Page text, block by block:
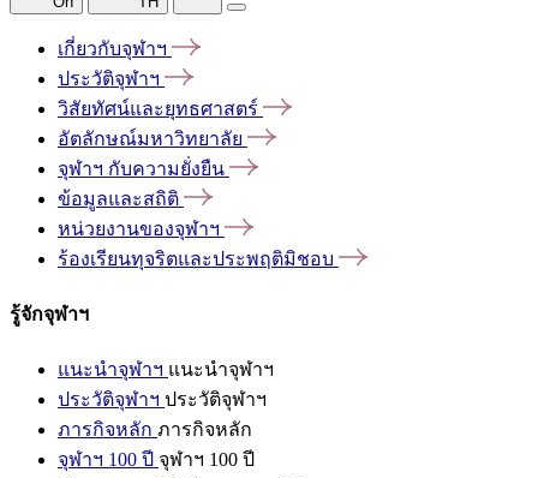
เกี่ยวกับจุฬาฯ
ประวัติจุฬาฯ
วิสัยทัศน์และยุทธศาสตร์
อัตลักษณ์มหาวิทยาลัย
จุฬาฯ กับความยั่งยืน
ข้อมูลและสถิติ
หน่วยงานของจุฬาฯ
ร้องเรียนทุจริตและประพฤติมิชอบ
รู้จักจุฬาฯ
แนะนำจุฬาฯ แนะนำจุฬาฯ
ประวัติจุฬาฯ ประวัติจุฬาฯ
ภารกิจหลัก ภารกิจหลัก
จุฬาฯ 100 ปี จุฬาฯ 100 ปี